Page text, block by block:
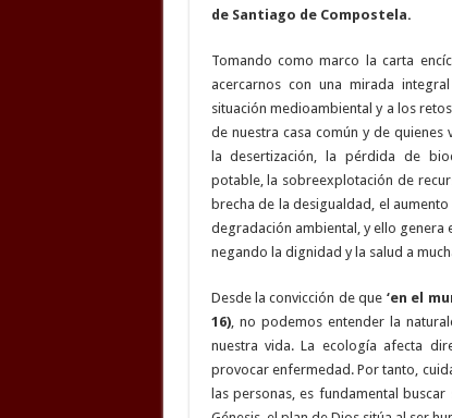
de Santiago de Compostela.
Tomando como marco la carta
acercarnos con una mirada
situación medioambiental y a los
de nuestra casa común y de quienes
la desertización, la pérdida de
potable, la sobreexplotación de
brecha de la desigualdad, el
degradación ambiental, y ello genera
negando la dignidad y la salud a
Desde la convicción de que ‘en el
16), no podemos entender la
nuestra vida. La ecología afecta
provocar enfermedad. Por tanto,
las personas, es fundamental